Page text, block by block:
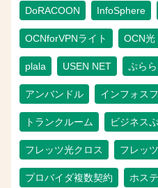
DoRACOON InfoSphere
OCNforVPNライト OCN光
plala USEN NET ぷらら
アンバンドル インフォス
トランクルーム ビジネス
フレッツ光クロス フレッ
プロバイダ複数契約 ホス